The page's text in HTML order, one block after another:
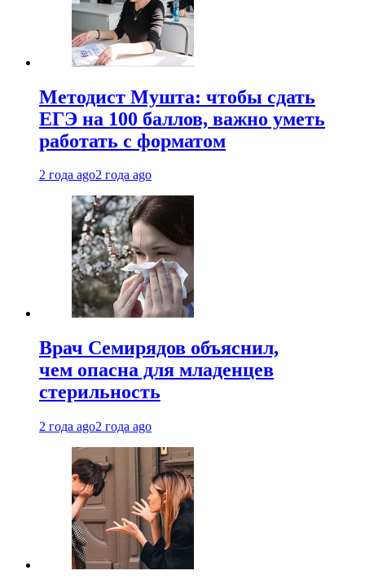
Методист Мушта: чтобы сдать
ЕГЭ на 100 баллов, важно уметь
работать с форматом
2 года ago2 года ago
Врач Семирядов объяснил,
чем опасна для младенцев
стерильность
2 года ago2 года ago